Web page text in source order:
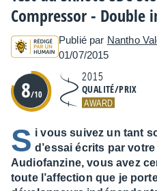
Compressor - Double
Publié par Nantho
01/07/2015
8/10
2015
QUALITÉ/PRIX
AWARD
S i vous suivez un tant
d’essai écrits par
Audiofanzine, vous avez
toute l’affection que je